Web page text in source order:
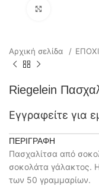
Αρχική σελίδα
Riegelein
Εγγραφείτε για
ΠΕΡΙΓΡΑΦΉ
Πασχαλίτσα από
σοκολάτα γάλακτος.
των 50 γραμμαρίων.